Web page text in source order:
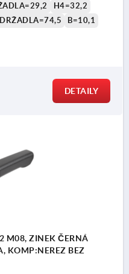
H4=32,2
B=10,1
DETAILY
M08, ZINEK ČERNÁ
KOMP:NEREZ BEZ